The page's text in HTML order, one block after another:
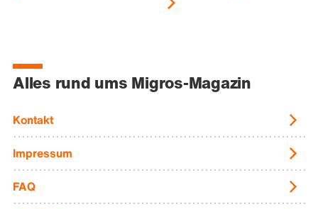
Alles rund ums Migros-Magazin
Kontakt
Impressum
FAQ